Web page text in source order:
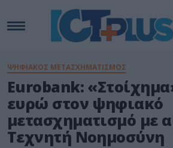
ΨΗΦΙΑΚΟΣ ΜΕΤΑΣΧΗΜΑΤΙΣΜΟΣ
Eurobank:
ευρώ στον ψηφιακό
μετασχηματισμό με
Τεχνητή Νοημοσύνη